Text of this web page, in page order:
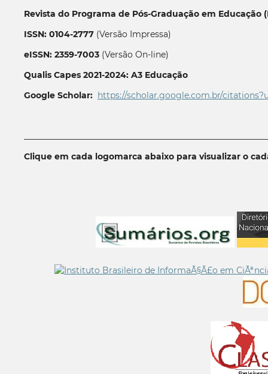
Revista do Programa de Pós-Graduação em Educação
ISSN: 0104-2777(Versão Impressa)
eISSN: 2359-7003(Versão On-line)
Qualis Capes 2021-2024: A3 Educação
Google Scholar: https://scholar.google.com.br/
Clique em cada logomarca abaixo para visualizar o